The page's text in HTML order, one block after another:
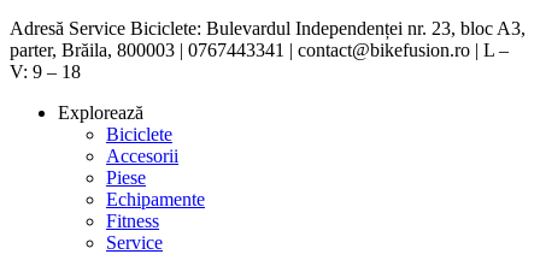
Adresă Service Biciclete: Bulevardul Independenței nr. 23, bloc A3,
parter, Brăila, 800003 | 0767443341 | contact@bikefusion.ro | L –
V: 9 – 18
Explorează
Biciclete
Accesorii
Piese
Echipamente
Fitness
Service